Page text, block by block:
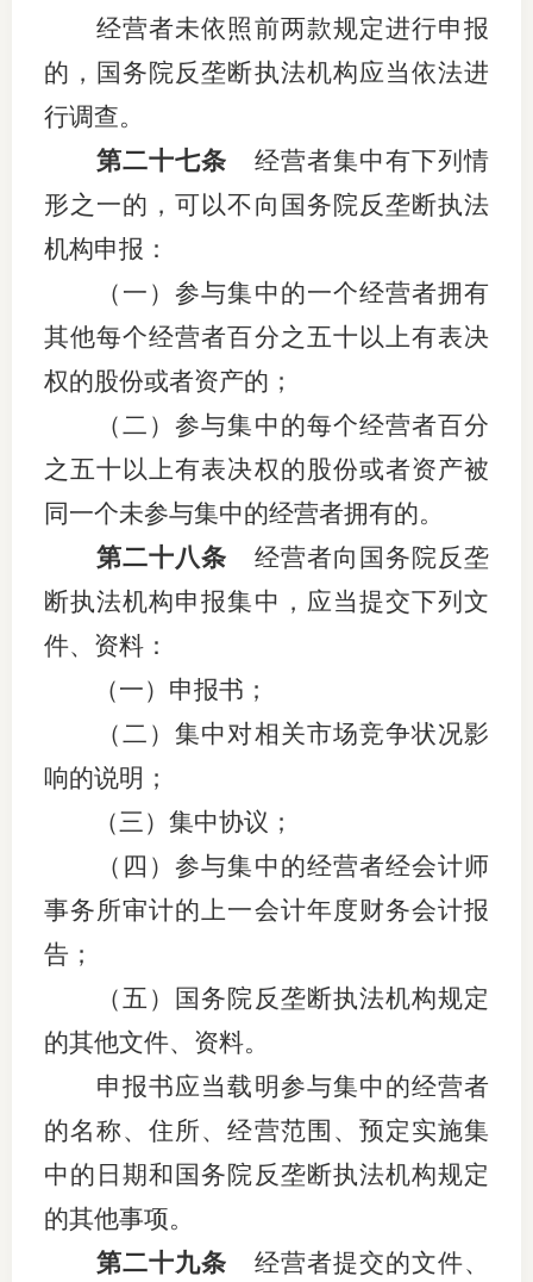
经营者未依照前两款规定进行申报
的，国务院反垄断执法机构应当依法进
行调查。
第二十七条 经营者集中有下列情
形之一的，可以不向国务院反垄断执法
机构申报：
（一）参与集中的一个经营者拥有
其他每个经营者百分之五十以上有表决
权的股份或者资产的；
（二）参与集中的每个经营者百分
之五十以上有表决权的股份或者资产被
同一个未参与集中的经营者拥有的。
第二十八条 经营者向国务院反垄
断执法机构申报集中，应当提交下列文
件、资料：
（一）申报书；
（二）集中对相关市场竞争状况影
响的说明；
（三）集中协议；
（四）参与集中的经营者经会计师
事务所审计的上一会计年度财务会计报
告；
（五）国务院反垄断执法机构规定
的其他文件、资料。
申报书应当载明参与集中的经营者
的名称、住所、经营范围、预定实施集
中的日期和国务院反垄断执法机构规定
的其他事项。
第二十九条 经营者提交的文件、